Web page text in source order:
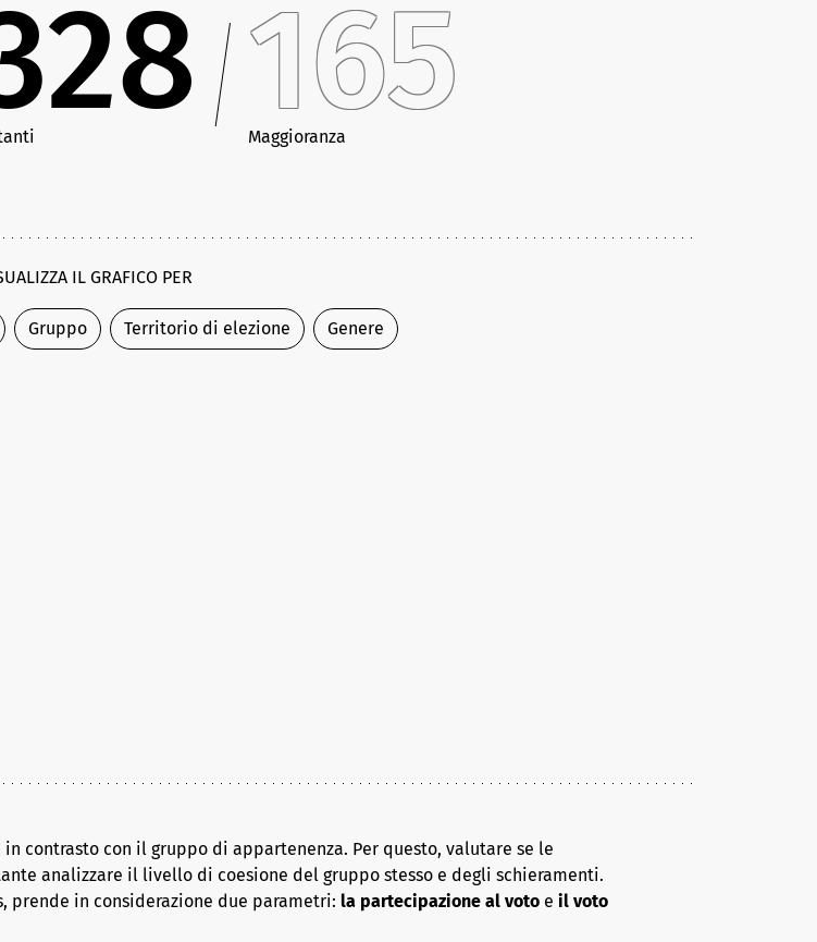
165
Maggioranza
IL GRAFICO PER
Gruppo Territorio di elezione Genere
in contrasto con il gruppo di appartenenza. Per questo, valutare se le
analizzare il livello di coesione del gruppo stesso e degli schieramenti.
prende in considerazione due parametri: la partecipazione al voto e il voto